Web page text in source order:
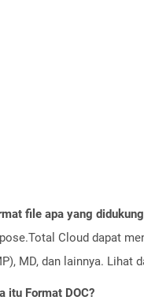
file apa yang
Cloud dapat
MD, dan lainnya. Lihat
itu Format DOC?